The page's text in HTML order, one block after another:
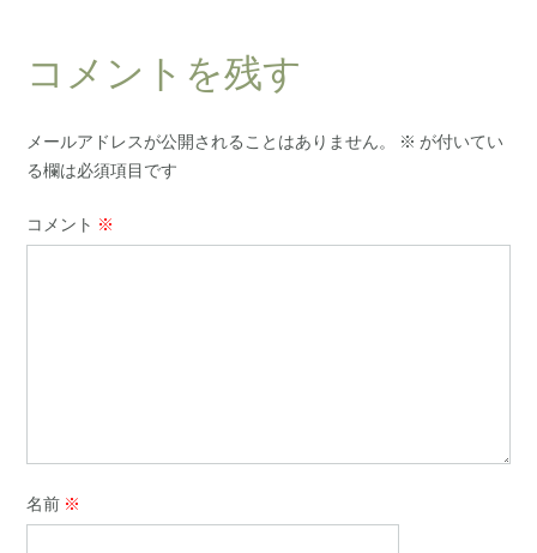
コメントを残す
メールアドレスが公開されることはありません。 ※ が付いてい
る欄は必須項目です
コメント ※
名前 ※